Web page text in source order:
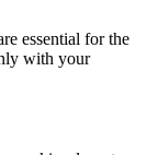
essential for the
with your